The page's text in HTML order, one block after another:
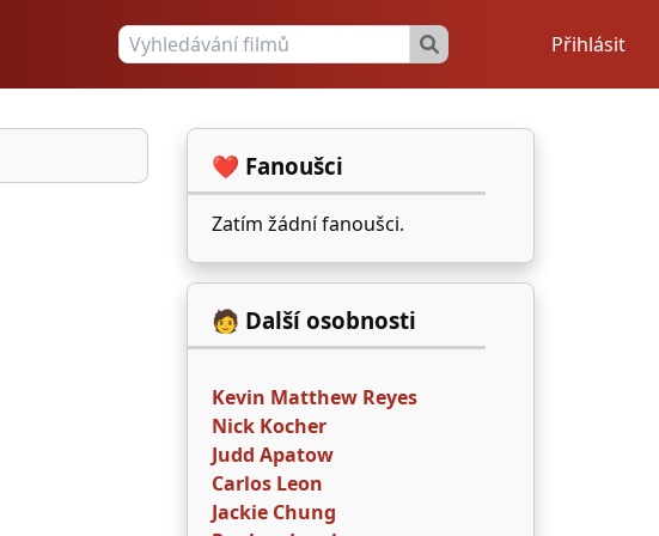
Přihlásit
❤️ Fanoušci
Zatím žádní fanoušci.
🧑 Další osobnosti
Kevin Matthew Reyes
Nick Kocher
Judd Apatow
Carlos Leon
Jackie Chung